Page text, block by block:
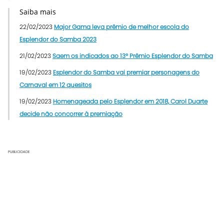
Saiba mais
22/02/2023 Major Gama leva prêmio de melhor escola do
Esplendor do Samba 2023
21/02/2023Saem os indicados ao 13º Prêmio Esplendor do Samba
19/02/2023 Esplendor do Samba vai premiar personagens do
Carnaval em 12 quesitos
19/02/2023 Homenageada pelo Esplendor em 2018, Carol Duarte
decide não concorrer à premiação
PUBLICIDADE